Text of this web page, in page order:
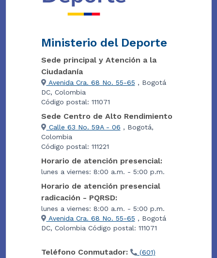
Ministerio del Deporte
Sede principal y Atención a la
Ciudadanía
Avenida Cra. 68 No. 55-65 , Bogotá
DC, Colombia
Código postal: 111071
Sede Centro de Alto Rendimiento
Calle 63 No. 59A - 06 , Bogotá,
Colombia
Código postal: 111221
Horario de atención presencial:
lunes a viernes: 8:00 a.m. - 5:00 p.m.
Horario de atención presencial
radicación - PQRSD:
lunes a viernes: 8:00 a.m. - 5:00 p.m.
Avenida Cra. 68 No. 55-65 , Bogotá
DC, Colombia Código postal: 111071
Teléfono Conmutador:
(601)